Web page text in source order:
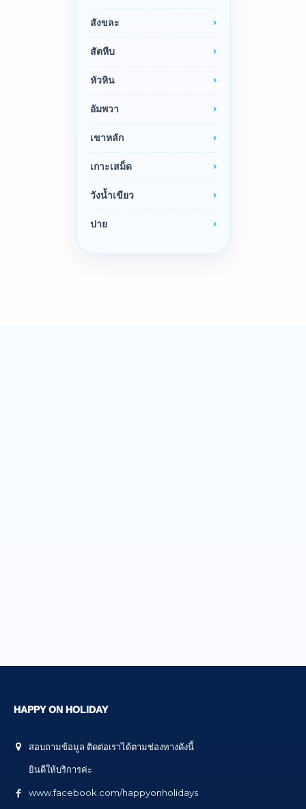
สังขละ
สัตหีบ
หัวหิน
อัมพวา
เขาหลัก
เกาะเสม็ด
วังน้ำเขียว
ปาย
HAPPY ON HOLIDAY
สอบถามข้อมูล ติดต่อเราได้ตามช่องทางดังนี้
ยินดีให้บริการค่ะ
www.facebook.com/happyonholidays